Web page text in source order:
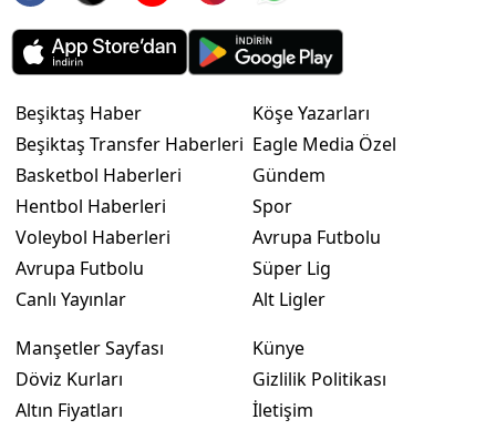
Beşiktaş Haber
Beşiktaş Transfer Haberleri
Basketbol Haberleri
Hentbol Haberleri
Voleybol Haberleri
Avrupa Futbolu
Canlı Yayınlar
Köşe Yazarları
Eagle Media Özel
Gündem
Spor
Avrupa Futbolu
Süper Lig
Alt Ligler
Manşetler Sayfası
Döviz Kurları
Altın Fiyatları
Künye
Gizlilik Politikası
İletişim